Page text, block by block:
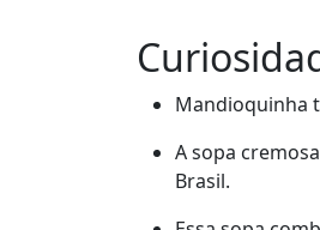
Mandioquinha
A sopa
Brasil.